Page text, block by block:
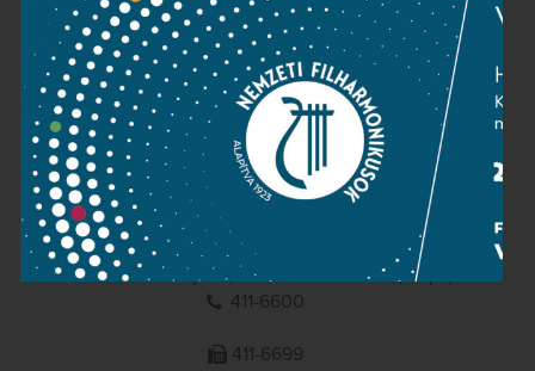
NEMZETI
FILHARMONIKUSOK
1095 Budapest, Komor Marcell u. 1. (Müpa)
411-6600
411-6699